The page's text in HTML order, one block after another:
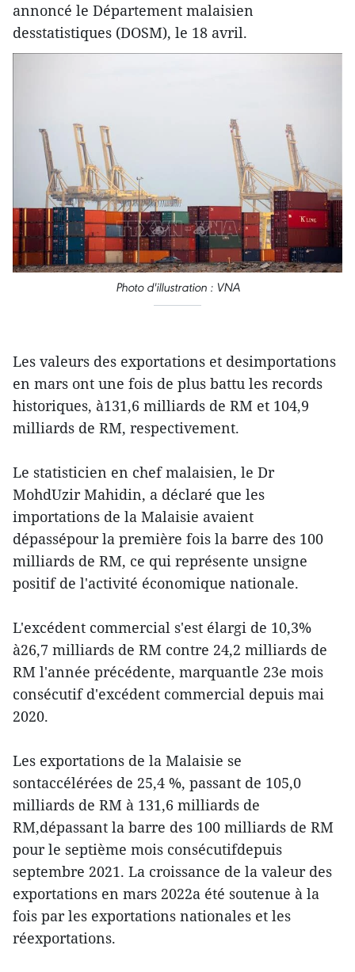
annoncé le Département malaisien
desstatistiques (DOSM), le 18 avril.
Photo d'illustration : VNA
Les valeurs des exportations et desimportations
en mars ont une fois de plus battu les records
historiques, à131,6 milliards de RM et 104,9
milliards de RM, respectivement.
Le statisticien en chef malaisien, le Dr
MohdUzir Mahidin, a déclaré que les
importations de la Malaisie avaient
dépassépour la première fois la barre des 100
milliards de RM, ce qui représente unsigne
positif de l'activité économique nationale.
L'excédent commercial s'est élargi de 10,3%
à26,7 milliards de RM contre 24,2 milliards de
RM l'année précédente, marquantle 23e mois
consécutif d'excédent commercial depuis mai
2020.
Les exportations de la Malaisie se
sontaccélérées de 25,4 %, passant de 105,0
milliards de RM à 131,6 milliards de
RM,dépassant la barre des 100 milliards de RM
pour le septième mois consécutifdepuis
septembre 2021. La croissance de la valeur des
exportations en mars 2022a été soutenue à la
fois par les exportations nationales et les
réexportations.